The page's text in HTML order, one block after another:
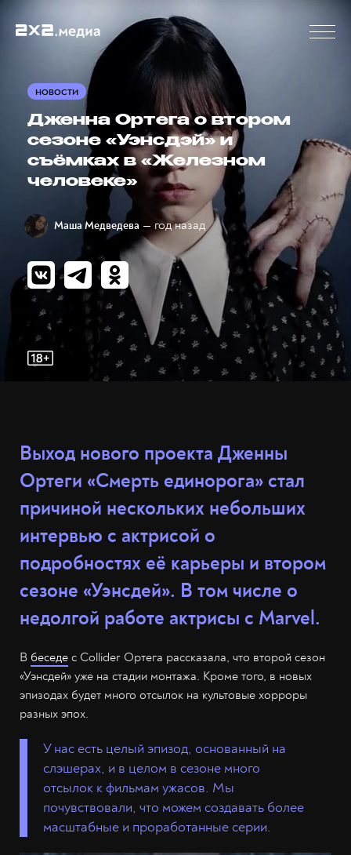
НОВОСТИ
Дженна Ортега о втором
сезоне «Уэнсдэй» и
съёмках в «Железном
человеке»
Маша Медведева — год назад
Выход нового проекта Дженны
Ортеги «Смерть единорога» стал
причиной нескольких небольших
интервью с актрисой о
подробностях её карьеры и втором
сезоне «Уэнсдей». В том числе о
недолгой работе актрисы с Marvel.
В беседе с Сollider Ортега рассказала, что второй сезон
«Уэнсдей» уже на стадии монтажа. Кроме того, в новых
эпизодах будет много отсылок на культовые хорроры
разных эпох.
У нас есть целый эпизод, основанный на
слэшерах, и в целом в сезоне много
отсылок к фильмам ужасов. Мы
почувствовали, что можем создавать более
масштабные и проработанные серии.